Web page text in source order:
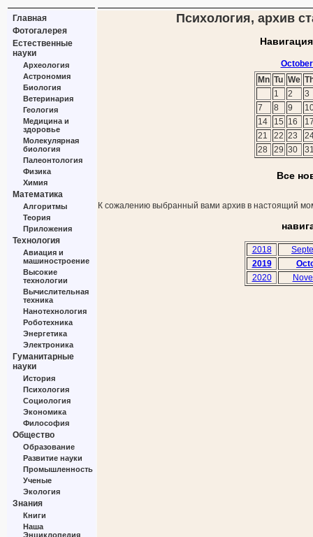
Главная
Фотогалерея
Естественные
науки
Археология
Астрономия
Биология
Ветеринария
Геология
Медицина и
здоровье
Молекулярная
биология
Палеонтология
Физика
Химия
Математика
Алгоритмы
Теория
Приложения
Технология
Авиация и
машиностроение
Высокие
технологии
Вычислительная
техника
Нанотехнология
Роботехника
Энергетика
Электроника
Гуманитарные
науки
История
Психология
Социология
Экономика
Философия
Общество
Образование
Развитие науки
Промышленность
Ученые
Экология
Знания
Книги
Наша
Энциклопедия
Психология, архив
Mn Tu We
1
2
3
7
8 9
14
15 16
21
22 23
28
29 30
Все
К сожалению выбранный вами архив в настоящий
2018
2019
2020